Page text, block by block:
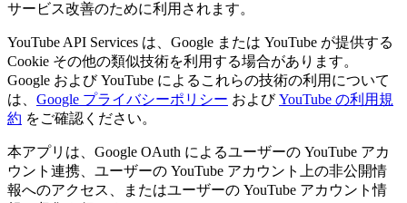
サービス改善のために利用されます。
YouTube API Services は、Google または YouTube が提供する
Cookie その他の類似技術を利用する場合があります。
Google および YouTube によるこれらの技術の利用について
は、 Google プライバシーポリシー およびYouTube の利用規
約 をご確認ください。
本アプリは、Google OAuth によるユーザーの YouTube アカ
ウント連携、ユーザーの YouTube アカウント上の非公開情
報へのアクセス、またはユーザーの YouTube アカウント情